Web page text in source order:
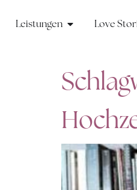
Leistungen Love